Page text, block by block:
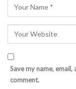
Save my name,
comment.